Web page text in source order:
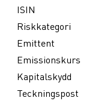
ISIN
Riskkategori
Emittent
Emissionskurs
Kapitalskydd
Teckningspost